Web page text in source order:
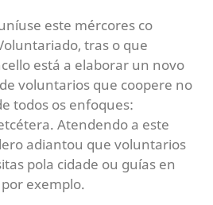
este mércores co
tras o que
está a elaborar un novo
voluntarios que coopere no
todos os enfoques:
Atendendo a este
adiantou que voluntarios
pola cidade ou guías en
exemplo.